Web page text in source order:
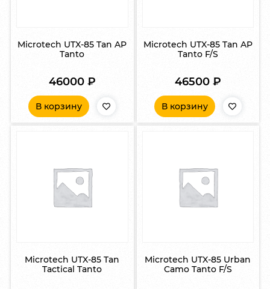
Microtech UTX-85 Tan AP
Tanto
46000 ₽
В корзину
Microtech UTX-85 Tan AP
Tanto F/S
46500 ₽
В корзину
Microtech UTX-85 Tan
Tactical Tanto
Microtech UTX-85 Urban
Camo Tanto F/S